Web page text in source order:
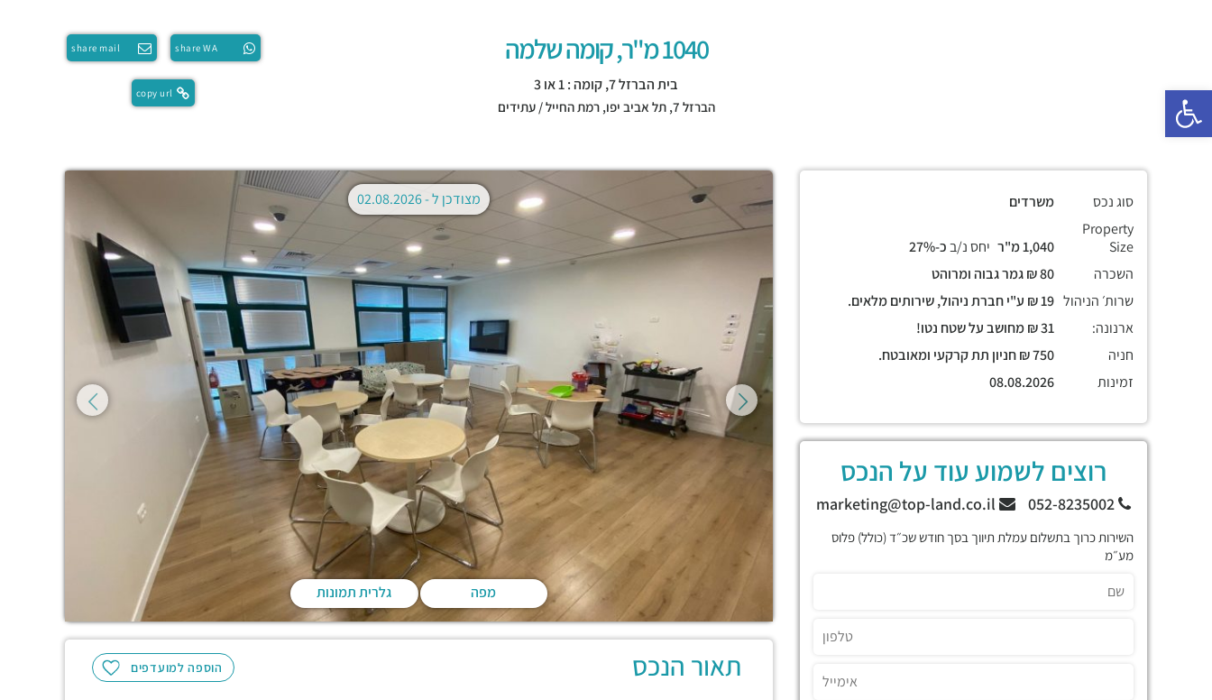
פתח סרגל נגישות
share WA
share mail
copy url
1040 מ"ר, קומה שלמה
בית הברזל 7, קומה : 1 או 3
הברזל 7, תל אביב יפו,רמת החייל / עתידים
מפה גלרית תמונות
מצודכן ל -
הוספה למועדפים תאור הנכס
סוג נכס
משרדים
Property
Size
יחס נ/בכ-27%
השכרה
שרות׳ הניהול
ארנונה:
חניה
זמינות
רוצים לשמוע עוד על הנכס
השירות כרוך בתשלום עמלת תיווך בסך חודש שכ״ד (כולל) פלוס
מע״מ